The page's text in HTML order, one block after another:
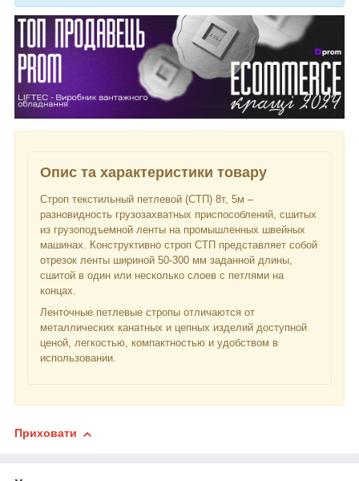
Опис та характеристики товару
Строп текстильный петлевой (СТП) 8т, 5м –
разновидность грузозахватных приспособлений, сшитых
из грузоподъемной ленты на промышленных швейных
машинах. Конструктивно строп СТП представляет собой
отрезок ленты шириной 50-300 мм заданной длины,
сшитой в один или несколько слоев с петлями на
концах.
Ленточные петлевые стропы отличаются от
металлических канатных и цепных изделий доступной
ценой, легкостью, компактностью и удобством в
использовании.
Приховати